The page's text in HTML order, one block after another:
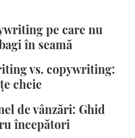
pe care nu
în seamă
vs. copywriting:
cheie
de vânzări: Ghid
începători